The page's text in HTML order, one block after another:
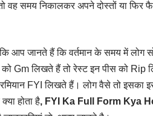
वह समय निकालकर अपने दोस्तों या
आप जानते हैं कि वर्तमान के समय में लोग
को Gm लिखते हैं तो रेस्ट इन पीस को
FYI लिखते हैं। लोग वैसे तो इसका
होता है, FYI Ka Full Form Kya